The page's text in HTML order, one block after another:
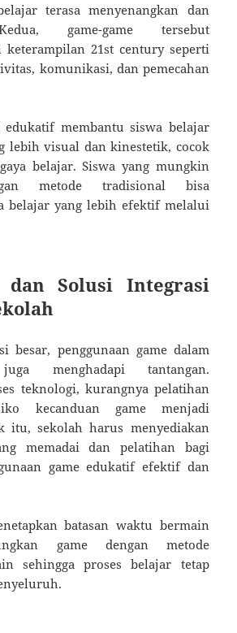
terasa menyenangkan dan
game-game tersebut
keterampilan 21st century seperti
komunikasi, dan pemecahan
edukatif membantu siswa belajar
lebih visual dan kinestetik, cocok
belajar. Siswa yang mungkin
metode tradisional bisa
belajar yang lebih efektif melalui
dan Solusi Integrasi
besar, penggunaan game dalam
menghadapi tantangan.
teknologi, kurangnya pelatihan
kecanduan game menjadi
itu, sekolah harus menyediakan
memadai dan pelatihan bagi
game edukatif efektif dan
batasan waktu bermain
game dengan metode
sehingga proses belajar tetap